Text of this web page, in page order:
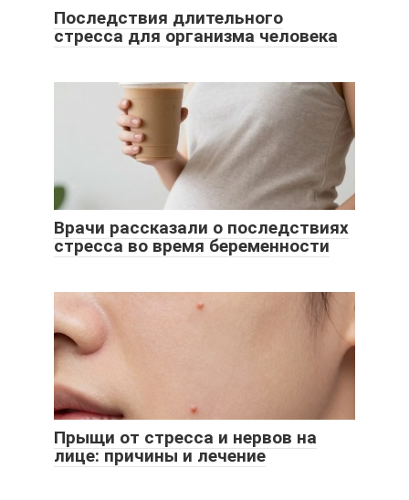
Последствия длительного
стресса для организма человека
Врачи рассказали о последствиях
стресса во время беременности
Прыщи от стресса и нервов на
лице: причины и лечение